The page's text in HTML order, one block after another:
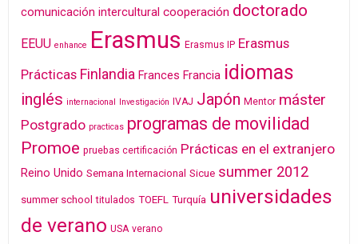
comunicación intercultural cooperación doctorado
EEUU enhance Erasmus Erasmus IP Erasmus
Prácticas Finlandia Frances Francia idiomas
inglés internacional Investigación IVAJ Japón Mentor máster
Postgrado practicas programas de movilidad
Promoe pruebas certificación Prácticas en el extranjero
Reino Unido Semana Internacional Sicue summer 2012
summer school titulados TOEFL Turquía universidades
de verano USA verano